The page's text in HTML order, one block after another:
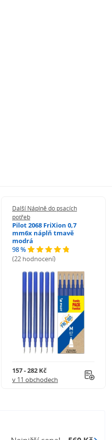
Další Náplně do psacích
potřeb
Pilot 2068 FriXion 0,7
mm6x náplň tmavě
modrá
98 %
(22 hodnocení)
157 - 282 Kč
v 11 obchodech